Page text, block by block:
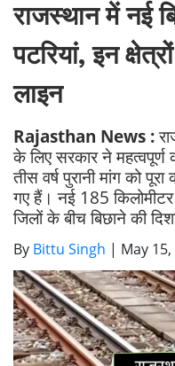
राजस्थान में नई
पटरियां, इन
लाइन
Rajasthan News :
के लिए सरकार ने महत्वपूर्ण
तीस वर्ष पुरानी मांग को
गए हैं। नई 185
जिलों के बीच बिछाने की
By Bittu Singh | May 15,